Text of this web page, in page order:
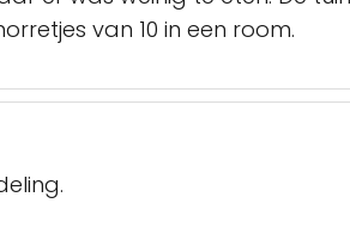
van 10 in een room.